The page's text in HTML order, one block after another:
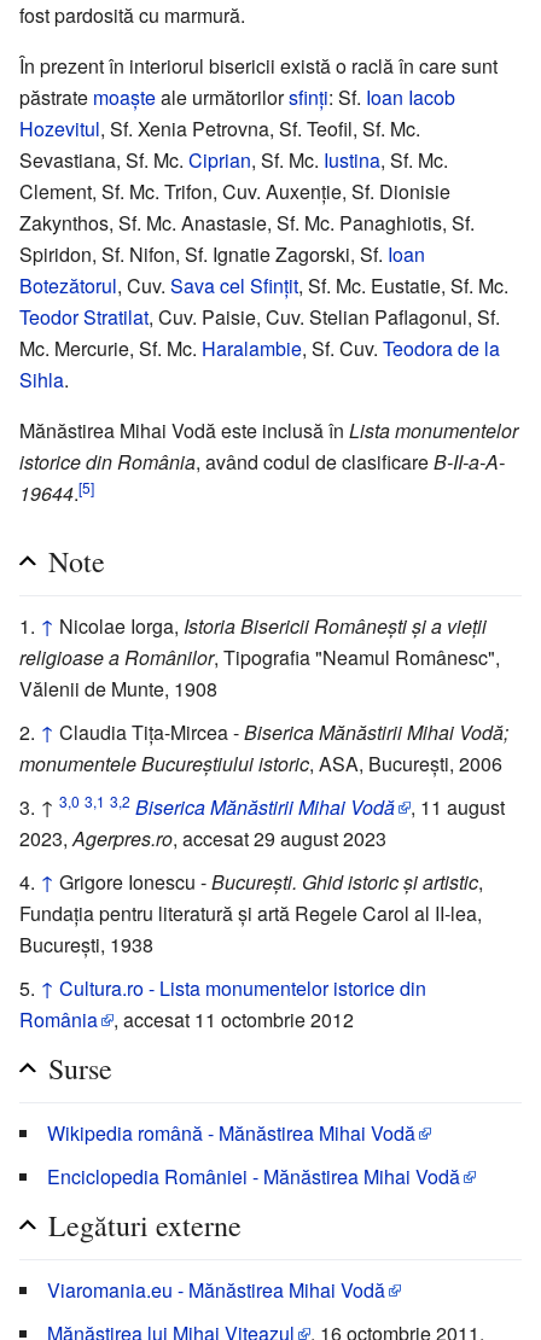
fost pardosită cu marmură.
În prezent în interiorul bisericii există o raclă în care sunt
păstrate moașteale următorilorsfinți: Sf. Ioan Iacob
Hozevitul, Sf. Xenia Petrovna, Sf. Teofil, Sf. Mc.
Sevastiana, Sf. Mc. Ciprian, Sf. Mc. Iustina, Sf. Mc.
Clement, Sf. Mc. Trifon, Cuv. Auxenție, Sf. Dionisie
Zakynthos, Sf. Mc. Anastasie, Sf. Mc. Panaghiotis, Sf.
Spiridon, Sf. Nifon, Sf. Ignatie Zagorski, Sf. Ioan
Botezătorul, Cuv. Sava cel Sfințit, Sf. Mc. Eustatie, Sf. Mc.
Teodor Stratilat, Cuv. Paisie, Cuv. Stelian Paflagonul, Sf.
Mc. Mercurie, Sf. Mc. Haralambie, Sf. Cuv. Teodora de la
Sihla.
Mănăstirea Mihai Vodă este inclusă în Lista monumentelor
istorice din România, având codul de clasificareB-II-a-A-
19644.[5]
Note
↑ Nicolae Iorga, Istoria Bisericii Românești și a vieții
religioase a Românilor, Tipografia "Neamul Românesc",
Vălenii de Munte, 1908
↑ Claudia Tița-Mircea -Biserica Mănăstirii Mihai Vodă;
monumentele Bucureștiului istoric, ASA, București, 2006
↑ 3,0 3,1 3,2 Biserica Mănăstirii Mihai Vodă
, 11 august
2023,Agerpres.ro, accesat 29 august 2023
↑ Grigore Ionescu -București. Ghid istoric și artistic,
Fundația pentru literatură și artă Regele Carol al II-lea,
București, 1938
↑ Cultura.ro - Lista monumentelor istorice din
România
, accesat 11 octombrie 2012
Surse
Wikipedia română - Mănăstirea Mihai Vodă
Enciclopedia României - Mănăstirea Mihai Vodă
Legături externe
Viaromania.eu - Mănăstirea Mihai Vodă
Mănăstirea lui Mihai Viteazul
, 16 octombrie 2011,